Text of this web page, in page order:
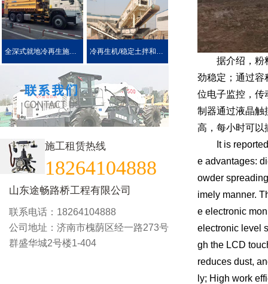
全深式就地冷再生施工中所使用的机械设施设备 冷再生机/稳定土拌和机主要用于哪些作业?
施工租赁热线
18264104888
山东途畅路桥工程有限公司
联系电话：18264104888
公司地址：济南市槐荫区经一路273号
群盛华城2号楼1-404
据介绍，粉料
劲稳定；通过容
位电子监控，传
制器通过液晶触
高，每小时可以
It is reported
e advantages:
owder
imely manner.
e electronic
electronic level
gh the LCD
reduces dust,
ly; High work